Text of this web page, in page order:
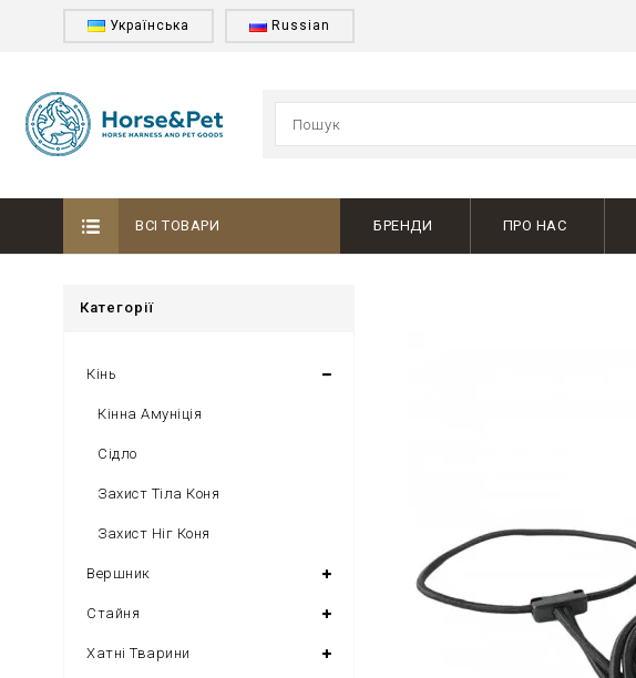
Українська Russian
ВСІ ТОВАРИ БРЕНДИ ПРО НАС
Категорії
Кінь
Кінна Амуніція
Сідло
Захист Тіла Коня
Захист Ніг Коня
Вершник
Стайня
Хатні Тварини